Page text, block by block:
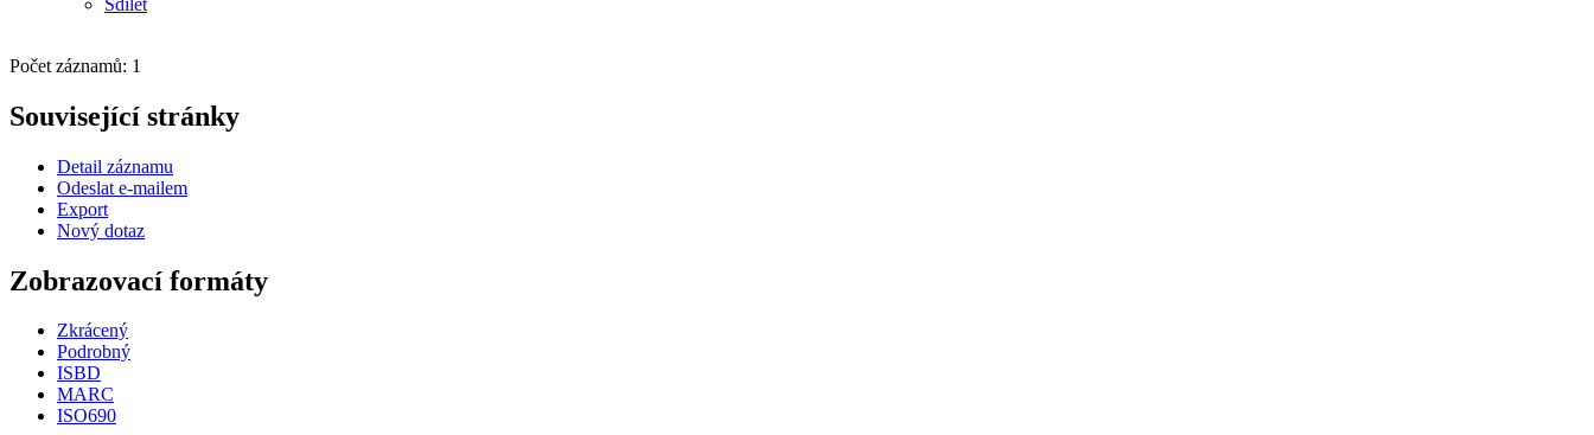
Počet záznamů: 1
Související stránky
Detail záznamu
Odeslat e-mailem
Export
Nový dotaz
Zobrazovací formáty
Zkrácený
Podrobný
ISBD
MARC
ISO690